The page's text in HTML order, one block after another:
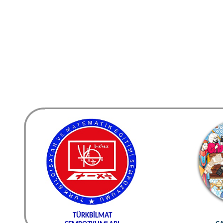
TÜRKBİLMAT